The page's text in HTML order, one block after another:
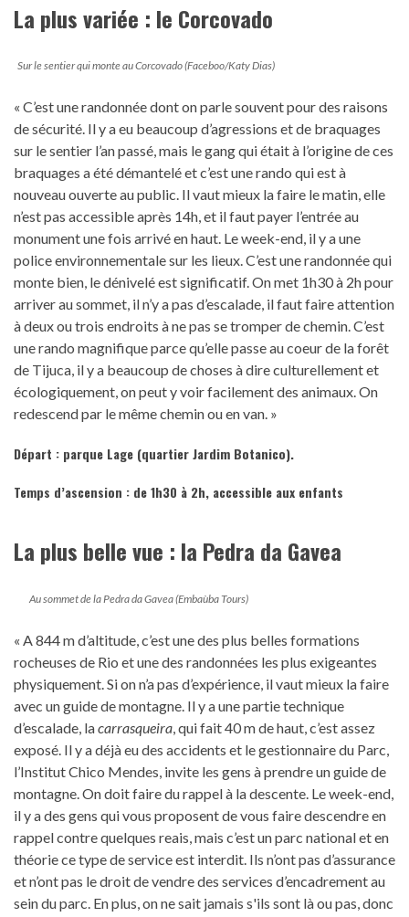
La plus variée : le Corcovado
Sur le sentier qui monte au Corcovado (Faceboo/Katy Dias)
« C’est une randonnée dont on parle souvent pour des raisons
de sécurité. Il y a eu beaucoup d’agressions et de braquages
sur le sentier l’an passé, mais le gang qui était à l’origine de ces
braquages a été démantelé et c’est une rando qui est à
nouveau ouverte au public. Il vaut mieux la faire le matin, elle
n’est pas accessible après 14h, et il faut payer l’entrée au
monument une fois arrivé en haut. Le week-end, il y a une
police environnementale sur les lieux. C’est une randonnée qui
monte bien, le dénivelé est significatif. On met 1h30 à 2h pour
arriver au sommet, il n’y a pas d’escalade, il faut faire attention
à deux ou trois endroits à ne pas se tromper de chemin. C’est
une rando magnifique parce qu’elle passe au coeur de la forêt
de Tijuca, il y a beaucoup de choses à dire culturellement et
écologiquement, on peut y voir facilement des animaux. On
redescend par le même chemin ou en van. »
Départ : parque Lage (quartier Jardim Botanico).
Temps d’ascension : de 1h30 à 2h, accessible aux enfants
La plus belle vue : la Pedra da Gavea
Au sommet de la Pedra da Gavea (Embaùba Tours)
« A 844 m d’altitude, c’est une des plus belles formations
rocheuses de Rio et une des randonnées les plus exigeantes
physiquement. Si on n’a pas d’expérience, il vaut mieux la faire
avec un guide de montagne. Il y a une partie technique
d’escalade, lacarrasqueira , qui fait 40 m de haut, c’est assez
exposé. Il y a déjà eu des accidents et le gestionnaire du Parc,
l’Institut Chico Mendes, invite les gens à prendre un guide de
montagne. On doit faire du rappel à la descente. Le week-end,
il y a des gens qui vous proposent de vous faire descendre en
rappel contre quelques reais, mais c’est un parc national et en
théorie ce type de service est interdit. Ils n’ont pas d’assurance
et n’ont pas le droit de vendre des services d’encadrement au
sein du parc. En plus, on ne sait jamais s'ils sont là ou pas, donc